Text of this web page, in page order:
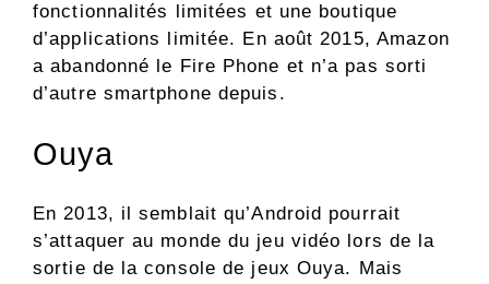
fonctionnalités limitées et une boutique
d’applications limitée. En août 2015, Amazon
a abandonné le Fire Phone et n’a pas sorti
d’autre smartphone depuis.
Ouya
En 2013, il semblait qu’Android pourrait
s’attaquer au monde du jeu vidéo lors de la
sortie de la console de jeux Ouya. Mais